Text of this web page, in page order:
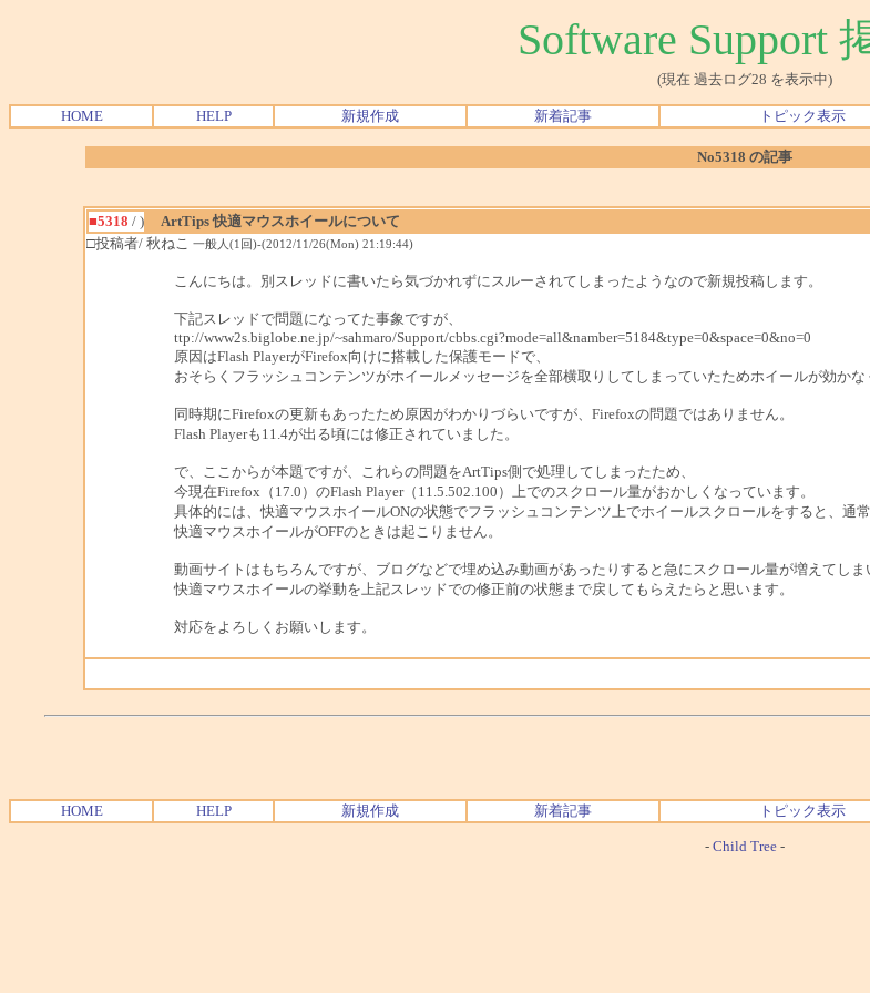
Software Support
(現在 過去ログ28 を表示中)
HOME HELP 新規作成 新着記事 トピック表示
No5318 の記事
■5318 / )
ArtTips 快適マウスホイールについて
□投稿者/ 秋ねこ 一般人(1回)-(2012/11/26(Mon) 21:19:44)
こんにちは。別スレッドに書いたら気づかれずにスルーされてしまったようなので新規投稿します。
下記スレッドで問題になってた事象ですが、
ttp://www2s.biglobe.ne.jp/~sahmaro/Support/cbbs.cgi?mode=all&namber=5184&type=0&space=0&no=0
原因はFlash PlayerがFirefox向けに搭載した保護モードで、
おそらくフラッシュコンテンツがホイールメッセージを全部横取りしてしまっていたためホイールが効かな
同時期にFirefoxの更新もあったため原因がわかりづらいですが、Firefoxの問題ではありません。
Flash Playerも11.4が出る頃には修正されていました。
で、ここからが本題ですが、これらの問題をArtTips側で処理してしまったため、
今現在Firefox（17.0）のFlash Player（11.5.502.100）上でのスクロール量がおかしくなっています。
具体的には、快適マウスホイールONの状態でフラッシュコンテンツ上でホイールスクロールをすると、通
快適マウスホイールがOFFのときは起こりません。
動画サイトはもちろんですが、ブログなどで埋め込み動画があったりすると急にスクロール量が増えてしま
快適マウスホイールの挙動を上記スレッドでの修正前の状態まで戻してもらえたらと思います。
対応をよろしくお願いします。
HOME HELP 新規作成 新着記事 トピック表示
- Child Tree -